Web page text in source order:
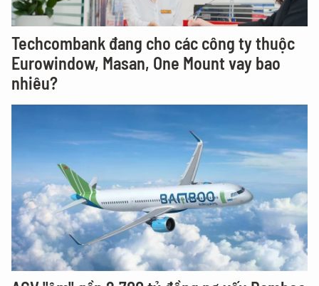
Techcombank đang cho các công ty thuộc
Eurowindow, Masan, One Mount vay bao
nhiêu?